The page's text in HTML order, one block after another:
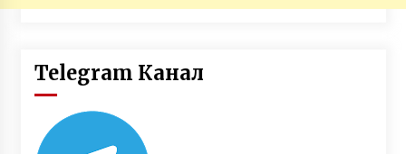
Telegram Канал